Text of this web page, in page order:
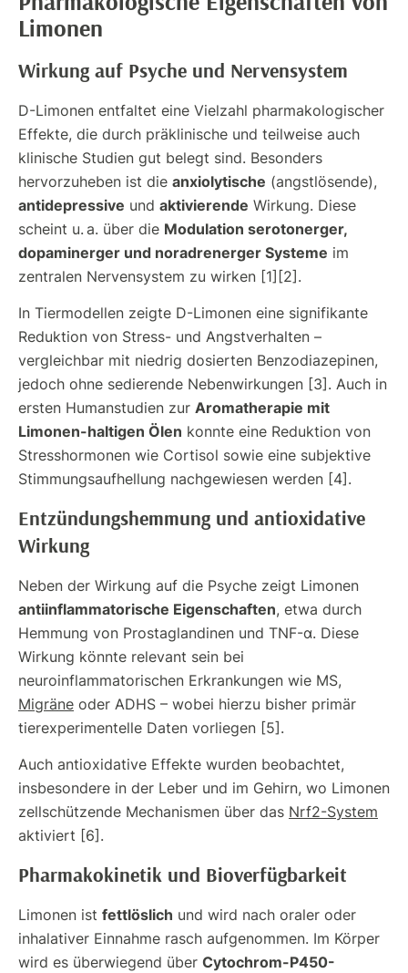
Limonen
Wirkung auf Psyche und Nervensystem
D-Limonen entfaltet eine Vielzahl pharmakologischer
Effekte, die durch präklinische und teilweise auch
klinische Studien gut belegt sind. Besonders
hervorzuheben ist die anxiolytische (angstlösende),
antidepressive und aktivierende Wirkung. Diese
scheint u. a. über die Modulation serotonerger,
dopaminerger und noradrenerger Systeme im
zentralen Nervensystem zu wirken [1][2].
In Tiermodellen zeigte D-Limonen eine signifikante
Reduktion von Stress- und Angstverhalten –
vergleichbar mit niedrig dosierten Benzodiazepinen,
jedoch ohne sedierende Nebenwirkungen [3]. Auch in
ersten Humanstudien zur Aromatherapie mit
Limonen-haltigen Ölen konnte eine Reduktion von
Stresshormonen wie Cortisol sowie eine subjektive
Stimmungsaufhellung nachgewiesen werden [4].
Entzündungshemmung und antioxidative
Wirkung
Neben der Wirkung auf die Psyche zeigt Limonen
antiinflammatorische Eigenschaften, etwa durch
Hemmung von Prostaglandinen und TNF-α. Diese
Wirkung könnte relevant sein bei
neuroinflammatorischen Erkrankungen wie MS,
Migräne oder ADHS – wobei hierzu bisher primär
tierexperimentelle Daten vorliegen [5].
Auch antioxidative Effekte wurden beobachtet,
insbesondere in der Leber und im Gehirn, wo Limonen
zellschützende Mechanismen über das Nrf2-System
aktiviert [6].
Pharmakokinetik und Bioverfügbarkeit
Limonen ist fettlöslich und wird nach oraler oder
inhalativer Einnahme rasch aufgenommen. Im Körper
wird es überwiegend über Cytochrom-P450-